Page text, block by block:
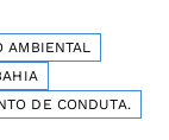
AMBIENTAL
DE CONDUTA.